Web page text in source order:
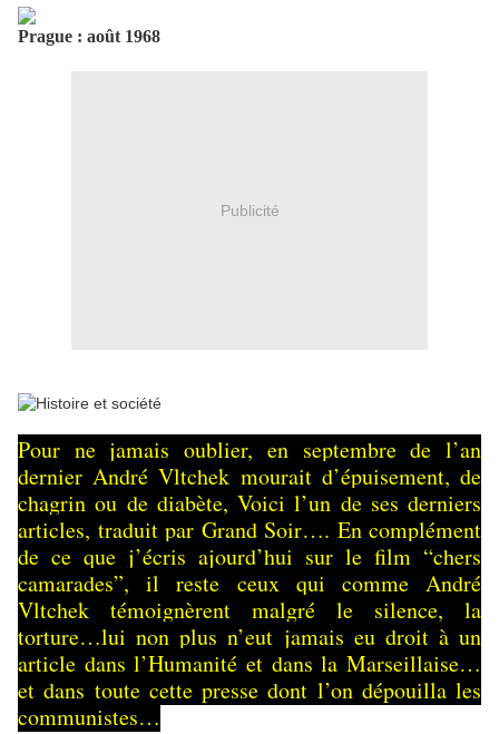
Prague : août 1968
Publicité
Pour ne jamais oublier, en septembre de l’an
dernier André Vltchek mourait d’épuisement, de
chagrin ou de diabète, Voici l’un de ses derniers
articles, traduit par Grand Soir…. En complément
de ce que j’écris ajourd’hui sur le film “chers
camarades”, il reste ceux qui comme André
Vltchek témoignèrent malgré le silence, la
torture…lui non plus n’eut jamais eu droit à un
article dans l’Humanité et dans la Marseillaise…
et dans toute cette presse dont l’on dépouilla les
communistes…